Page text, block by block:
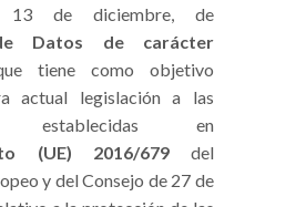
13 de diciembre, de
Datos de carácter
tiene como objetivo
actual legislación a las
establecidas en
(UE) 2016/679del
y del Consejo de 27 de